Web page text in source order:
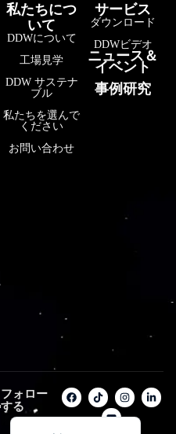
私たちにつ
いて
DDWについて
工場見学
DDW サステナ
ブル
私たちを選んで
ください
お問い合わせ
サービス
ダウンロード
DDWビデオ
ニュース＆
イベント
事例研究
フォロー
する
English
Español
العربية
Bahasa Indonesia
हिन्दी
فارسی